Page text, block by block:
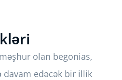
olan begonias,
davam edəcək bir illik